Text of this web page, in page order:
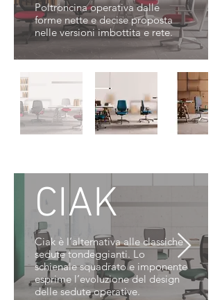
Poltroncina operativa dalle
forme nette e decise proposta
nelle versioni imbottita e rete.
CIAK
Ciak è l’alternativa alle classiche
sedute tondeggianti. Lo
schienale squadrato e imponente
esprime l’evoluzione del design
delle sedute operative.